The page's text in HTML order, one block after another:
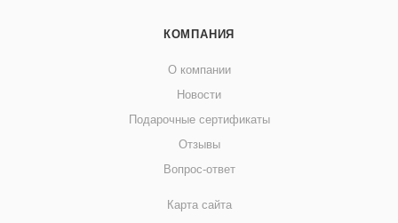
КОМПАНИЯ
О компании
Новости
Подарочные сертификаты
Отзывы
Вопрос-ответ
Карта сайта